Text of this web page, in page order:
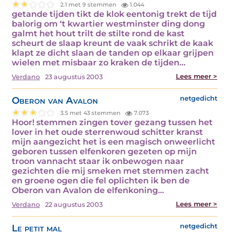
2.1 met 9 stemmen 1.044
getande tijden tikt de klok eentonig trekt de tijd
balorig om ‘t kwartier westminster ding dong
galmt het hout trilt de stilte rond de kast
scheurt de slaap kreunt de vaak schrikt de kaak
klapt ze dicht slaan de tanden op elkaar grijpen
wielen met misbaar zo kraken de tijden…
Verdano 23 augustus 2003 Lees meer >
Oberon van Avalon netgedicht
3.5 met 43 stemmen 7.073
Hoor! stemmen zingen tover gezang tussen het
lover in het oude sterrenwoud schitter kranst
mijn aangezicht het is een magisch onweerlicht
geboren tussen elfenkoren gezeten op mijn
troon vannacht staar ik onbewogen naar
gezichten die mij smeken met stemmen zacht
en groene ogen die fel oplichten ik ben de
Oberon van Avalon de elfenkoning…
Verdano 22 augustus 2003 Lees meer >
Le petit mal netgedicht